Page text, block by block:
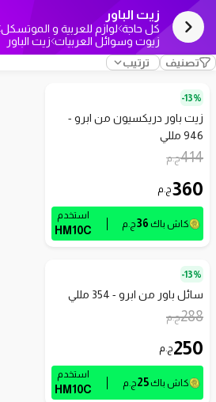
زيت الباور
كل حاجة لوازم للعربية و الموتسكل
زيوت وسوائل العربيات زيت الباور
تصنيف
ترتيب
13%-
زيت باور دريكسيون من ابرو -
946 مللي
414ج.م
360ج.م
كاش باك 36ج.م
استخدم
HM10C
13%-
سائل باور من ابرو - 354 مللي
288ج.م
250ج.م
كاش باك 25ج.م
استخدم
HM10C